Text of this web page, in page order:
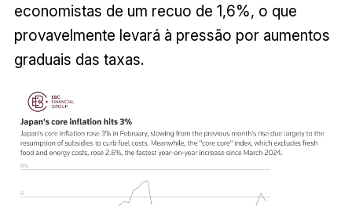
economistas de um recuo de 1,6%, o que
provavelmente levará à pressão por aumentos
graduais das taxas.